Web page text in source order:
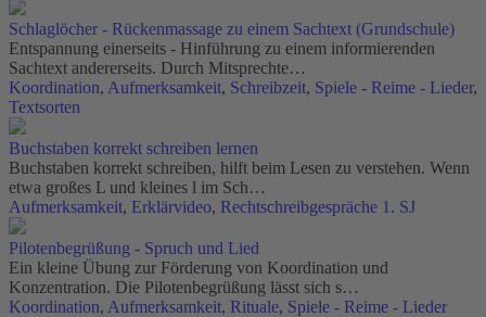
Schlaglöcher - Rückenmassage zu einem Sachtext (Grundschule)
Entspannung einerseits - Hinführung zu einem informierenden
Sachtext andererseits. Durch Mitsprechte…
Koordination, Aufmerksamkeit, Schreibzeit, Spiele - Reime - Lieder,
Textsorten
Buchstaben korrekt schreiben lernen
Buchstaben korrekt schreiben, hilft beim Lesen zu verstehen. Wenn
etwa großes L und kleines l im Sch…
Aufmerksamkeit, Erklärvideo, Rechtschreibgespräche 1. SJ
Pilotenbegrüßung - Spruch und Lied
Ein kleine Übung zur Förderung von Koordination und
Konzentration. Die Pilotenbegrüßung lässt sich s…
Koordination, Aufmerksamkeit, Rituale, Spiele - Reime - Lieder